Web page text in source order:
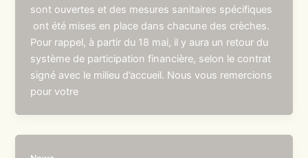
sont ouvertes et des mesures sanitaires spécifiques
ont été mises en place dans chacune des crèches.
Pour rappel, à partir du 18 mai, il y aura un retour du
système de participation financière, selon le contrat
signé avec le milieu d’accueil. Nous vous remercions
pour votre